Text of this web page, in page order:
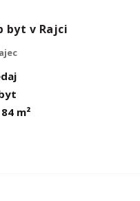
byt v Rajci
84 m²